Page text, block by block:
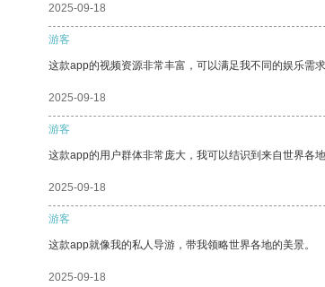
2025-09-18
游客
这款app的视频资源非常丰富，可以满足我不同的娱乐需求
2025-09-18
游客
这款app的用户群体非常庞大，我可以结识到来自世界各地
2025-09-18
游客
这款app就像我的私人导游，带我领略世界各地的美景。
2025-09-18